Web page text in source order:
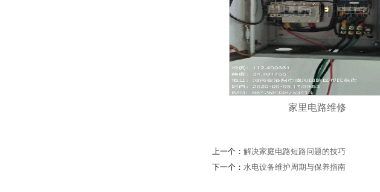
家里电路维修
上一个： 解决家庭电路短路问题的技巧
下一个： 水电设备维护周期与保养指南